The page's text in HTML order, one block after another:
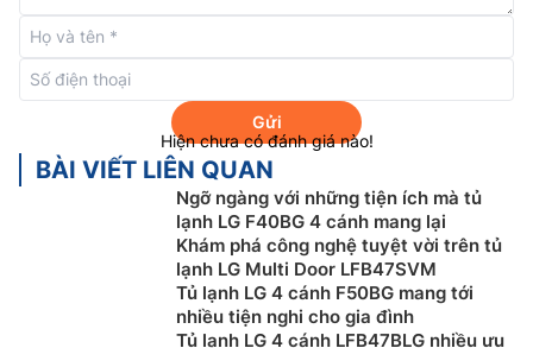
bị hệ thống làm lạnh đa chiều mang hơi lạnh lan tỏa
nhanh chóng và đồng đều đến mọi vị trí bên trong tủ
lạnh từ đó bảo quản thực phẩm được tối ưu hơn.
Gửi
Hiện chưa có đánh giá nào!
BÀI VIẾT LIÊN QUAN
Ngỡ ngàng với những tiện ích mà tủ
lạnh LG F40BG 4 cánh mang lại
Khám phá công nghệ tuyệt vời trên tủ
lạnh LG Multi Door LFB47SVM
Tủ lạnh LG 4 cánh F50BG mang tới
nhiều tiện nghi cho gia đình
Tủ lạnh LG 4 cánh LFB47BLG nhiều ưu